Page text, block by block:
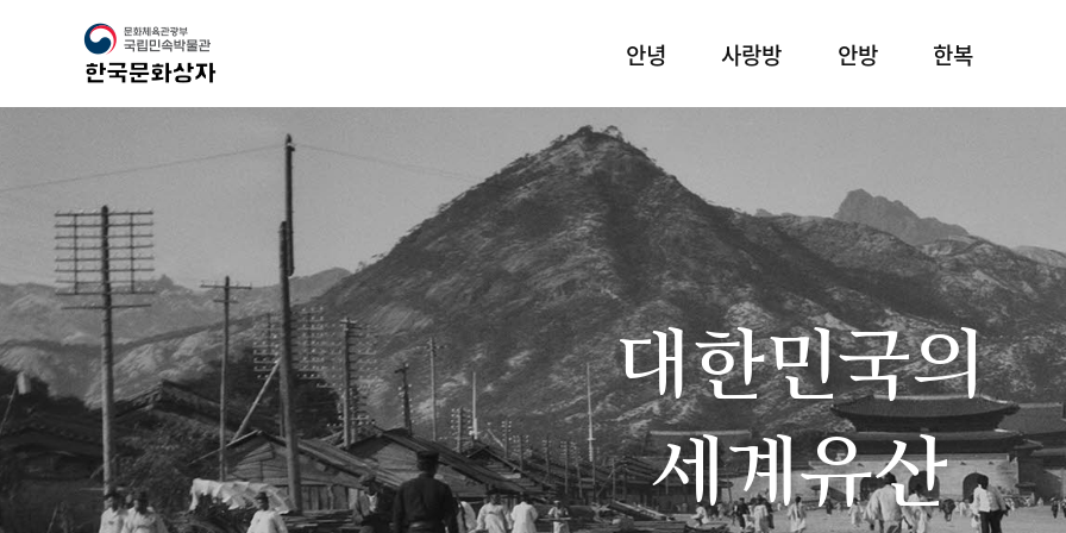
안녕 사랑방 안방 한복
대한민국의
세계유산